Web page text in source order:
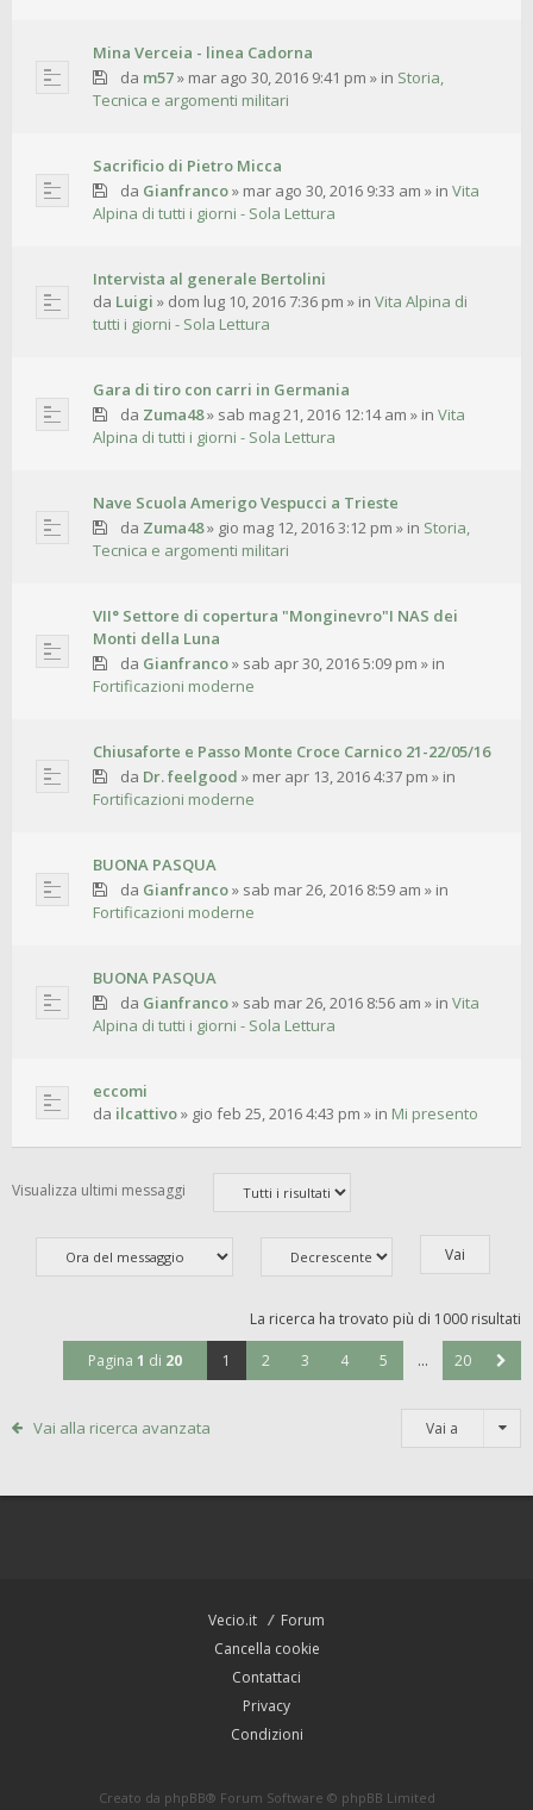
Mina Verceia - linea Cadorna
da m57» mar ago 30, 2016 9:41 pm » in Storia,
Tecnica e argomenti militari
Sacrificio di Pietro Micca
da Gianfranco» mar ago 30, 2016 9:33 am » in Vita
Alpina di tutti i giorni - Sola Lettura
Intervista al generale Bertolini
da Luigi » dom lug 10, 2016 7:36 pm » in Vita Alpina di
tutti i giorni - Sola Lettura
Gara di tiro con carri in Germania
da Zuma48» sab mag 21, 2016 12:14 am » in Vita
Alpina di tutti i giorni - Sola Lettura
Nave Scuola Amerigo Vespucci a Trieste
da Zuma48» gio mag 12, 2016 3:12 pm » in Storia,
Tecnica e argomenti militari
VII° Settore di copertura "Monginevro"I NAS dei
Monti della Luna
da Gianfranco» sab apr 30, 2016 5:09 pm » in
Fortificazioni moderne
Chiusaforte e Passo Monte Croce Carnico 21-22/05/16
da Dr. feelgood » mer apr 13, 2016 4:37 pm » in
Fortificazioni moderne
BUONA PASQUA
da Gianfranco» sab mar 26, 2016 8:59 am » in
Fortificazioni moderne
BUONA PASQUA
da Gianfranco» sab mar 26, 2016 8:56 am » in Vita
Alpina di tutti i giorni - Sola Lettura
eccomi
da ilcattivo» gio feb 25, 2016 4:43 pm » in Mi presento
Visualizza ultimi messaggi
La ricerca ha trovato più di 1000 risultati
Pagina 1 di 20 1 2 3 4 5 … 20
Vai alla ricerca avanzata Vai a
Vecio.it
Forum
Cancella cookie
Contattaci
Privacy
Condizioni
Creato da phpBB® Forum Software © phpBB Limited